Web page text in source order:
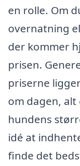
en rolle. Om
overnatning
der kommer
prisen.
priserne
om dagen,
hundens
idé at
finde det